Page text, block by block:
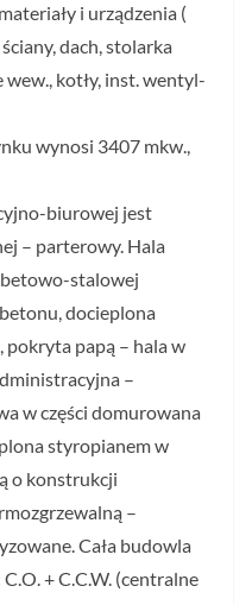
i urządzenia (
dach, stolarka
kotły, inst. wentyl-
wynosi 3407 mkw.,
biurowej jest
– parterowy. Hala
stalowej
docieplona
pokryta papą – hala w
–
w części domurowana
styropianem w
o konstrukcji
–
Cała budowla
+ C.C.W. (centralne